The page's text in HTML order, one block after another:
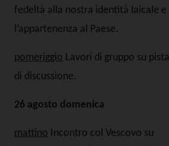
fedeltà alla nostra identità laicale e
l’appartenenza al Paese.
pomeriggio Lavori di gruppo su pista
di discussione.
26 agosto domenica
mattino Incontro col Vescovo su